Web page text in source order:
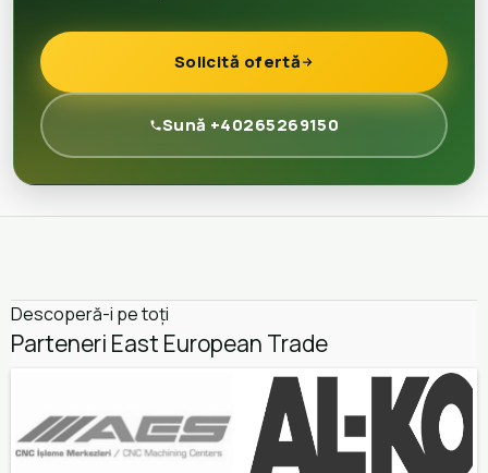
Solicită ofertă
Sună +40265269150
Descoperă-i pe toți
Parteneri East European Trade